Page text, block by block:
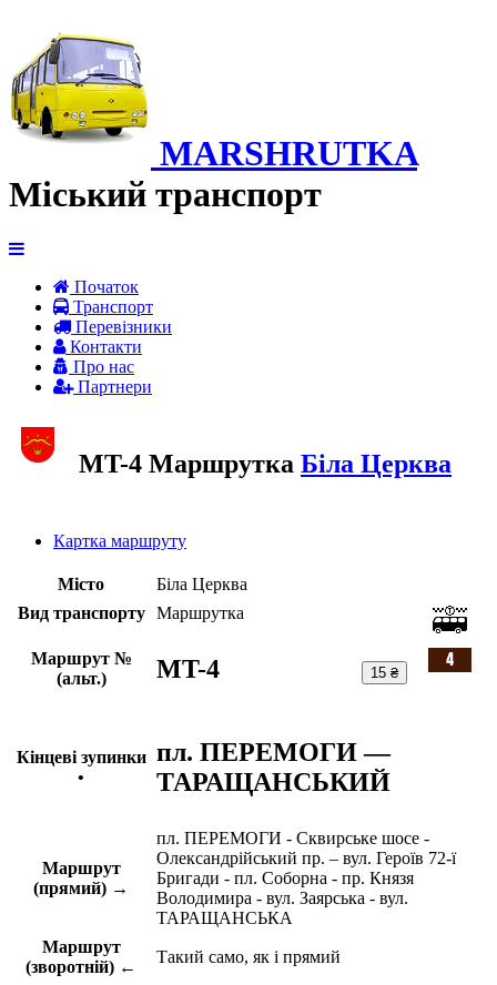
MARSHRUTKA
Міський транспорт
Початок
Транспорт
Перевiзники
Контакти
Про нас
Партнери
MT-4 Маршрутка Біла Церква
Картка маршруту
Місто
Біла Церква
Вид транспорту
Маршрутка
Маршрут №
(альт.)
MT-4 15 ₴
Кінцеві зупинки
•
пл. ПЕРЕМОГИ —
ТАРАЩАНСЬКИЙ
Маршрут
(прямий) →
пл. ПЕРЕМОГИ - Сквирське шосе -
Олександрійський пр. – вул. Героїв 72-ї
Бригади - пл. Соборна - пр. Князя
Володимира - вул. Заярська - вул.
ТАРАЩАНСЬКА
Маршрут
(зворотній) ←
Такий само, як і прямий